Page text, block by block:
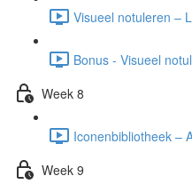
Visueel notuleren –
Bonus - Visueel
Week 8
Iconenbibliotheek –
Week 9